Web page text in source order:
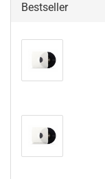
Bestseller